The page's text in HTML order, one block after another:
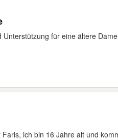
für eine ältere
ich bin 16 Jahre alt und